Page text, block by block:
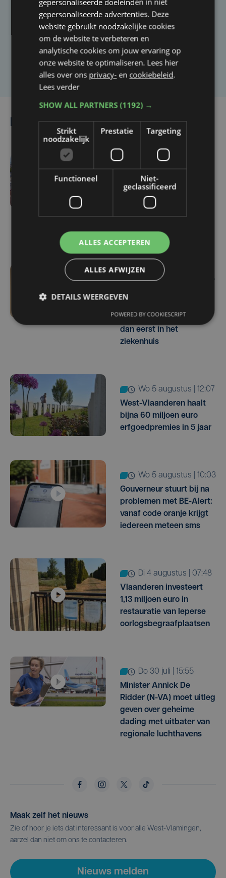
Heb je een taal- of schrijffout opgemerkt in dit
artikel?
Laat het ons weten
Lees ook
do 6 augustus | 16:44
Veurne moet zo'n twee
miljoen euro aan
onrechtmatig
gerecupereerde BTW
terugbetalen
wo 5 augustus | 16:55
Geen plaats in de
meer kinderen belanden
dan eerst in het
ziekenhuis
wo 5 augustus | 12:07
West-Vlaanderen haalt
bijna 60 miljoen euro
erfgoedpremies in 5 jaar
wo 5 augustus | 10:03
Gouverneur stuurt bij na
problemen met BE-Alert:
vanaf code oranje krijgt
iedereen meteen sms
di 4 augustus | 07:48
Vlaanderen investeert
1,13 miljoen euro in
restauratie van Ieperse
oorlogsbegraafplaatsen
do 30 juli | 15:55
Minister Annick De
Ridder (N-VA) moet uitleg
geven over geheime
dading met uitbater van
regionale luchthavens
Maak zelf het nieuws
Zie of hoor je iets dat interessant is voor alle West-Vlamingen,
aarzel dan niet om ons te contacteren.
Nieuws melden
gepersonaliseerde advertenties. Deze
website gebruikt noodzakelijke cookies
om de website te verbeteren en
analytische cookies om jouw ervaring op
onze website te optimaliseren. Lees hier
alles over ons privacy- en cookiebeleid.
Lees verder
SHOW ALL PARTNERS(1192) →
Strikt
noodzakelijk
Prestatie Targeting
Functioneel
Niet-
geclassificeerd
ALLES ACCEPTEREN
ALLES AFWIJZEN
DETAILS WEERGEVEN
POWERED BY COOKIESCRIPT